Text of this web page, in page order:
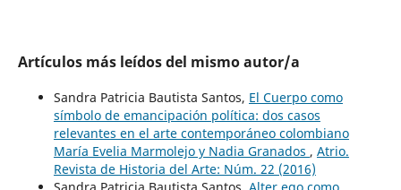
Artículos más leídos del mismo autor/a
Sandra Patricia Bautista Santos, El Cuerpo como
símbolo de emancipación política: dos casos
relevantes en el arte contemporáneo colombiano
María Evelia Marmolejo y Nadia Granados , Atrio.
Revista de Historia del Arte: Núm. 22 (2016)